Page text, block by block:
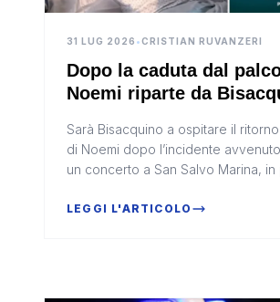
31 LUG 2026 •CRISTIAN RUVANZERI
Dopo la caduta dal
Noemi riparte da
organizzato da Futuris
Sarà Bisacquino a ospitare il
di Noemi dopo l’incidente
un concerto a San Salvo Marina, in
LEGGI L'ARTICOLO